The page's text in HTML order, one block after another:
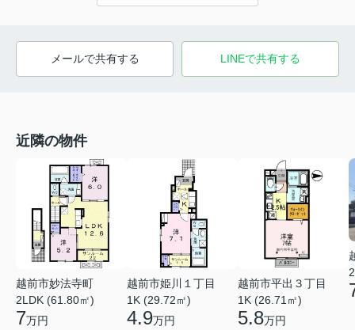
メールで共有する LINEで共有する
近隣の物件
越前市妙法寺町
2LDK (61.80㎡)
7万円
越前市姫川１丁目
1K (29.72㎡)
4.9万円
越前市平出３丁目
1K (26.71㎡)
5.8万円